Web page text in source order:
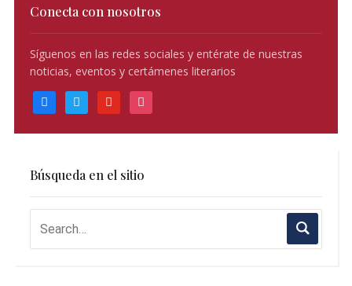
Conecta con nosotros
Síguenos en las redes sociales y entérate de nuestras
noticias, eventos y certámenes literarios
facebooktwitter youtube instagram
Búsqueda en el sitio